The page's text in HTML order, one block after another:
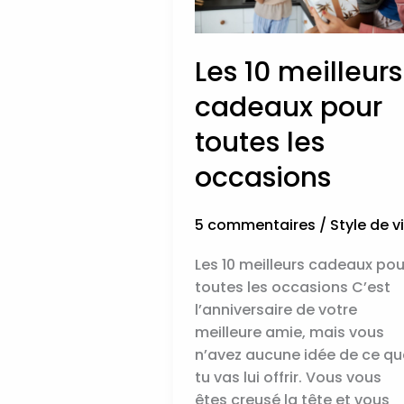
Les 10 meilleurs
cadeaux pour
toutes les
occasions
5 commentaires / Style de
Les 10 meilleurs cadeaux
toutes les occasions C’est
l’anniversaire de votre
meilleure amie, mais vous
n’avez aucune idée de ce
tu vas lui offrir. Vous vous
êtes creusé la tête et vous
toutes
les